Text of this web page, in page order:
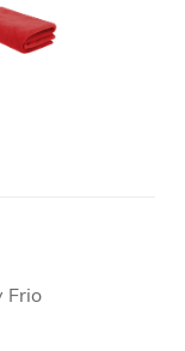
Frio